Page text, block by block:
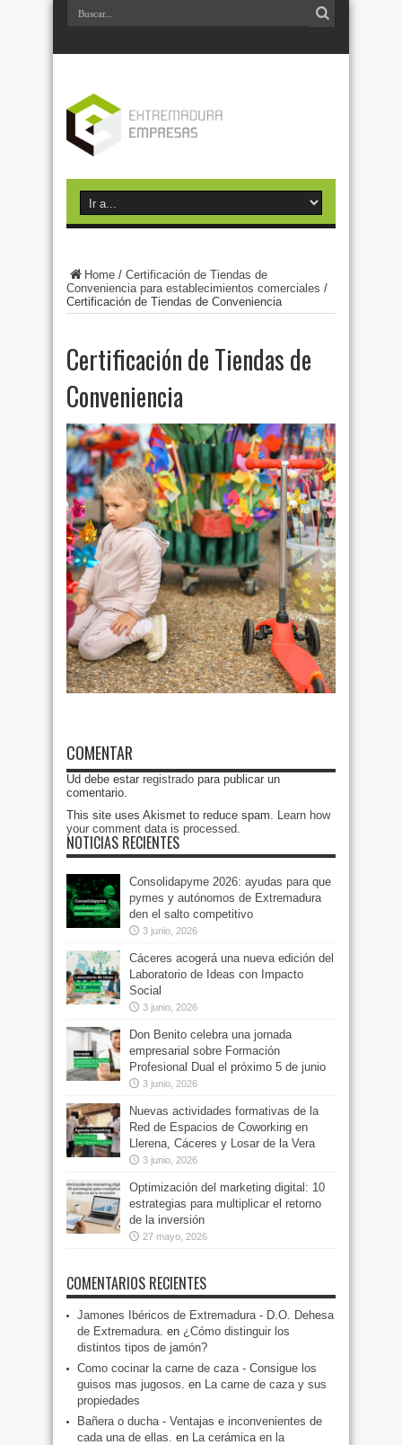
Home / Certificación de Tiendas de
Conveniencia para establecimientos comerciales /
Certificación de Tiendas de Conveniencia
Certificación de Tiendas de
Conveniencia
COMENTAR
Ud debe estar registrado para publicar un
comentario.
This site uses Akismet to reduce spam. Learn how
your comment data is processed.
NOTICIAS RECIENTES
Consolidapyme 2026: ayudas para que
pymes y autónomos de Extremadura
den el salto competitivo
3 junio, 2026
Cáceres acogerá una nueva edición del
Laboratorio de Ideas con Impacto
Social
3 junio, 2026
Don Benito celebra una jornada
empresarial sobre Formación
Profesional Dual el próximo 5 de junio
3 junio, 2026
Nuevas actividades formativas de la
Red de Espacios de Coworking en
Llerena, Cáceres y Losar de la Vera
3 junio, 2026
Optimización del marketing digital: 10
estrategias para multiplicar el retorno
de la inversión
27 mayo, 2026
COMENTARIOS RECIENTES
Jamones Ibéricos de Extremadura - D.O. Dehesa
de Extremadura. en ¿Cómo distinguir los
distintos tipos de jamón?
Como cocinar la carne de caza - Consigue los
guisos mas jugosos. en La carne de caza y sus
propiedades
Bañera o ducha - Ventajas e inconvenientes de
cada una de ellas. en La cerámica en la